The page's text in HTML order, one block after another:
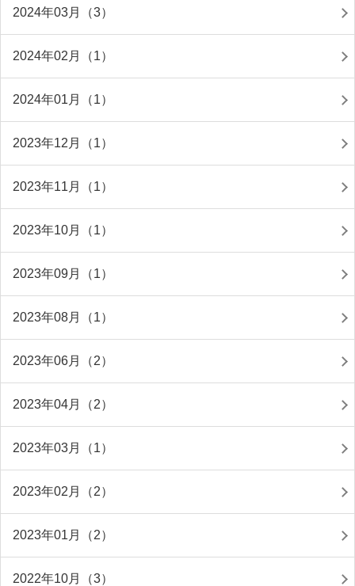
2024年03月（3）
2024年02月（1）
2024年01月（1）
2023年12月（1）
2023年11月（1）
2023年10月（1）
2023年09月（1）
2023年08月（1）
2023年06月（2）
2023年04月（2）
2023年03月（1）
2023年02月（2）
2023年01月（2）
2022年10月（3）